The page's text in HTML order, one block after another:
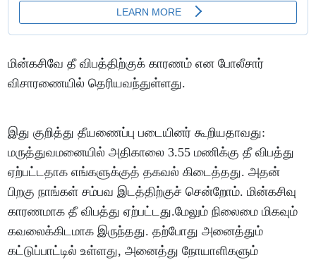
மின்கசிவே தீ விபத்திற்குக் காரணம் என போலீசார்
விசாரணையில் தெரியவந்துள்ளது.
இது குறித்து தீயணைப்பு படையினர் கூறியதாவது:
மருத்துவமனையில் அதிகாலை 3.55 மணிக்கு தீ விபத்து
ஏற்பட்டதாக எங்களுக்குத் தகவல் கிடைத்தது. அதன்
பிறகு நாங்கள் சம்பவ இடத்திற்குச் சென்றோம். மின்கசிவு
காரணமாக தீ விபத்து ஏற்பட்டது.மேலும் நிலைமை மிகவும்
கவலைக்கிடமாக இருந்தது. தற்போது அனைத்தும்
கட்டுப்பாட்டில் உள்ளது, அனைத்து நோயாளிகளும்